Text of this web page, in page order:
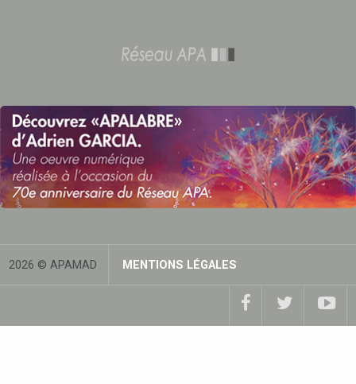
2026 © APAMAD MENTIONS LÉGALES